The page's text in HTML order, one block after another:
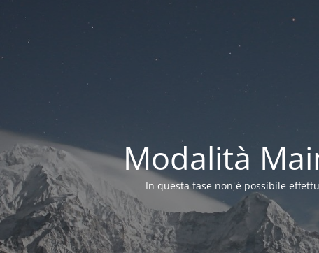
Modalità
In questa fase non è possibile